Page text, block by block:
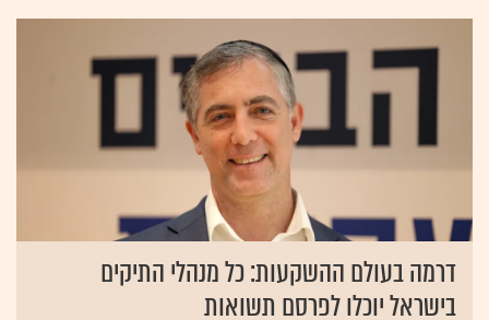
דרמה בעולם ההשקעות: כל מנהלי התיקים
בישראל יוכלו לפרסם תשואות